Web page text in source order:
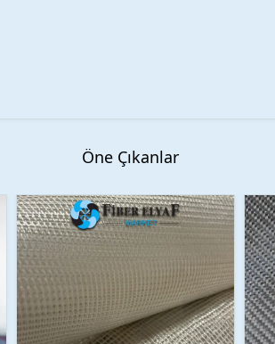
Öne Çıkanlar